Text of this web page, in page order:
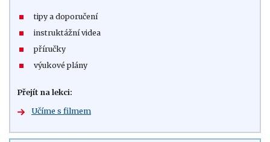
tipy a doporučení
instruktážní videa
příručky
výukové plány
Přejít na lekci:
Učíme s filmem